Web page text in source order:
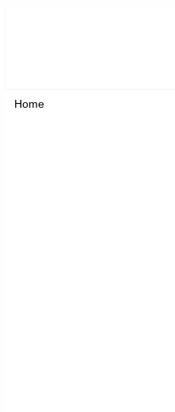
Home